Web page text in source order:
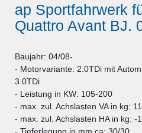
ap Sportfahrwerk
Quattro Avant BJ.
Baujahr: 04/08-
- Motorvariante: 2.0TDi mit
3.0TDi
- Leistung in KW: 105-200
- max. zul. Achslasten VA in kg:
- max. zul. Achslasten HA in kg: -
- Tieferlegung in mm ca: 30/30